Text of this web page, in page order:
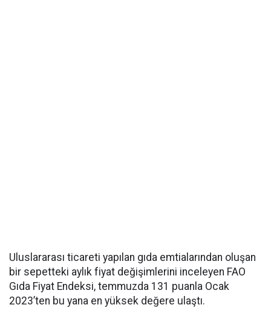
Uluslararası ticareti yapılan gıda emtialarından oluşan
bir sepetteki aylık fiyat değişimlerini inceleyen FAO
Gıda Fiyat Endeksi, temmuzda 131 puanla Ocak
2023’ten bu yana en yüksek değere ulaştı.